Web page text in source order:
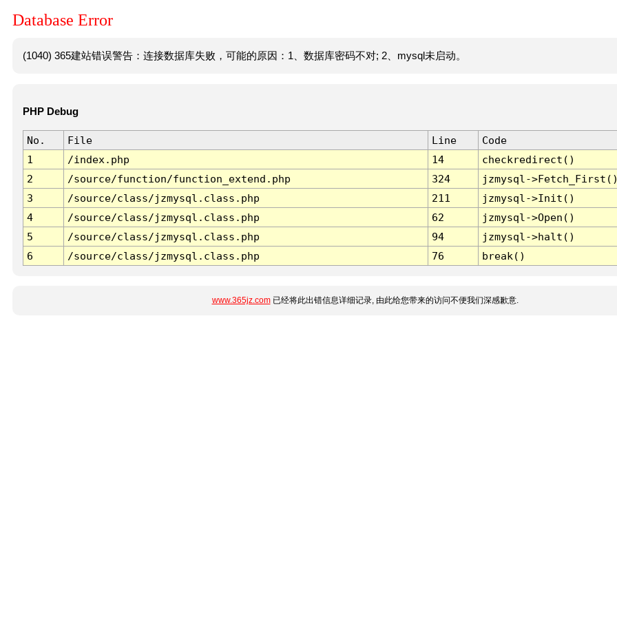
Database Error
(1040) 365建站错误警告：连接数据库失败，可能的原因：1、数据库密码不对; 2、mysql未启动。
PHP Debug
No. File Line
Code
1
/index.php 14
checkredirect()
2
/source/function/function_extend.php 324
jzmysql-
3
/source/class/jzmysql.class.php 211
jzmysql->Init()
4
/source/class/jzmysql.class.php 62
jzmysql->Open()
5
/source/class/jzmysql.class.php 94
jzmysql->halt()
6
/source/class/jzmysql.class.php 76 break()
www.365jz.com已经将此出错信息详细记录, 由此给您带来的访问不便我们深感歉意.